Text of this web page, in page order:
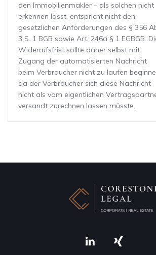
den Immobilienmakler – als solchen nicht
erkennen lässt, entspricht nicht den
gesetzlichen Anforderungen des § 356
3 S. 1 BGB sowie Art. 246a § 1 EGBGB.
Widerrufsfrist sollte daher selbst mit
Zugang der automatisierten Nachricht
beim Verbraucher nicht zu laufen
da der Verbraucher sich diese Nachricht
nicht als vom eigentlichen
versandt zurechnen lassen müsste.